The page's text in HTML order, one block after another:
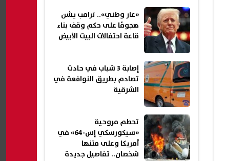
«عار وطني».. ترامب يشن
هجومًا على حكم وقف بناء
قاعة احتفالات البيت الأبيض
إصابة 3 شباب في حادث
تصادم بطريق النوافعة في
الشرقية
تحطم مروحية
«سيكورسكي إس-64» في
أمريكا وعلى متنها
شخصان.. تفاصيل جديدة